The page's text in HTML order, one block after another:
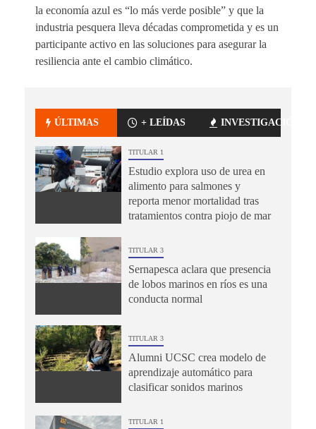
la economía azul es “lo más verde posible” y que la
industria pesquera lleva décadas comprometida y es un
participante activo en las soluciones para asegurar la
resiliencia ante el cambio climático.
ÚLTIMAS + LEÍDAS INVESTIGACIÓN
TITULAR 1
Estudio explora uso de urea en
alimento para salmones y
reporta menor mortalidad tras
tratamientos contra piojo de mar
TITULAR 3
Sernapesca aclara que presencia
de lobos marinos en ríos es una
conducta normal
TITULAR 3
Alumni UCSC crea modelo de
aprendizaje automático para
clasificar sonidos marinos
TITULAR 1